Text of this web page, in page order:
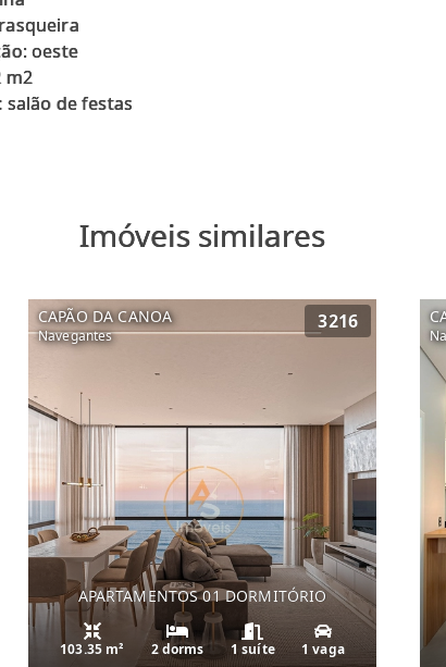
oeste
m2
Imóveis similares
CAPÃO DA CANOA
Navegantes
3216
APARTAMENTOS 01 DORMITÓRIO
103.35 m² 2 dorms 1 suíte 1 vaga